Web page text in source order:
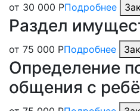
от 30 000 РПодробнее
Раздел
от 75 000 РПодробнее
Определение
общения с